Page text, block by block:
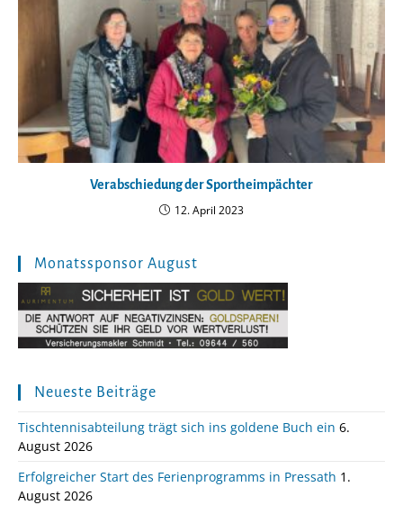
Verabschiedung der Sportheimpächter
12. April 2023
Monatssponsor August
Neueste Beiträge
Tischtennisabteilung trägt sich ins goldene Buch ein 6.
August 2026
Erfolgreicher Start des Ferienprogramms in Pressath 1.
August 2026